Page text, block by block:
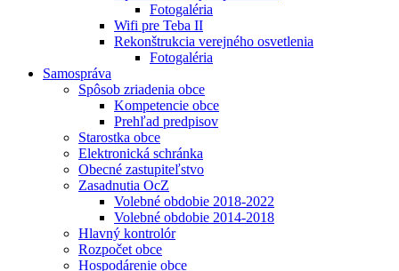
Fotogaléria
Wifi pre Teba II
Rekonštrukcia verejného osvetlenia
Fotogaléria
Samospráva
Spôsob zriadenia obce
Kompetencie obce
Prehľad predpisov
Starostka obce
Elektronická schránka
Obecné zastupiteľstvo
Zasadnutia OcZ
Volebné obdobie 2018-2022
Volebné obdobie 2014-2018
Hlavný kontrolór
Rozpočet obce
Hospodárenie obce